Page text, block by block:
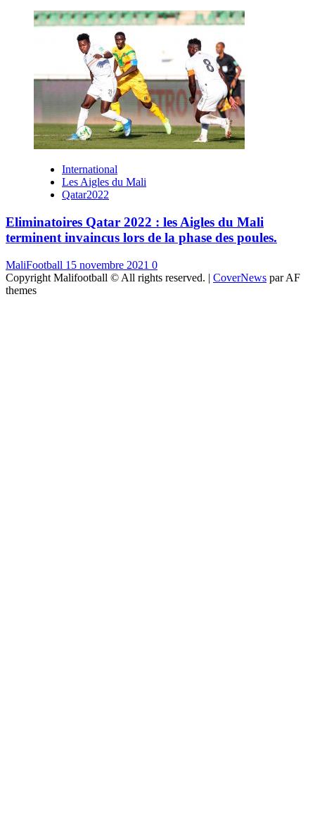
International
Les Aigles du Mali
Qatar2022
Eliminatoires Qatar 2022 : les Aigles du Mali
terminent invaincus lors de la phase des poules.
MaliFootball 15 novembre 2021 0
Copyright Malifootball © All rights reserved. | CoverNews par AF
themes